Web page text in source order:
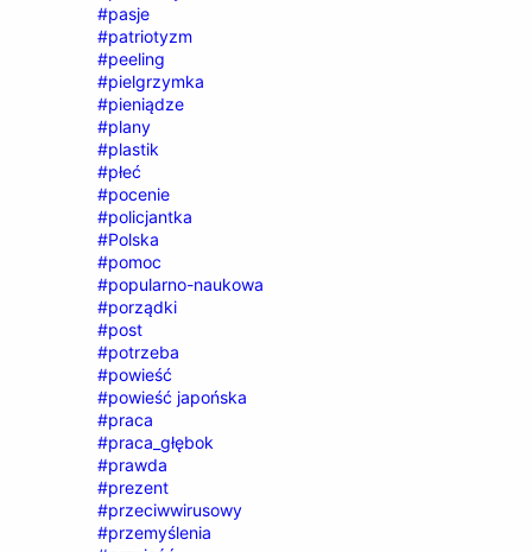
#pasje
#patriotyzm
#peeling
#pielgrzymka
#pieniądze
#plany
#plastik
#płeć
#pocenie
#policjantka
#Polska
#pomoc
#popularno-naukowa
#porządki
#post
#potrzeba
#powieść
#powieść japońska
#praca
#praca_głębok
#prawda
#prezent
#przeciwwirusowy
#przemyślenia